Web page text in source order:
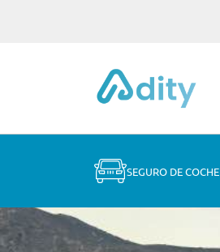
SEGURO DE COCHE